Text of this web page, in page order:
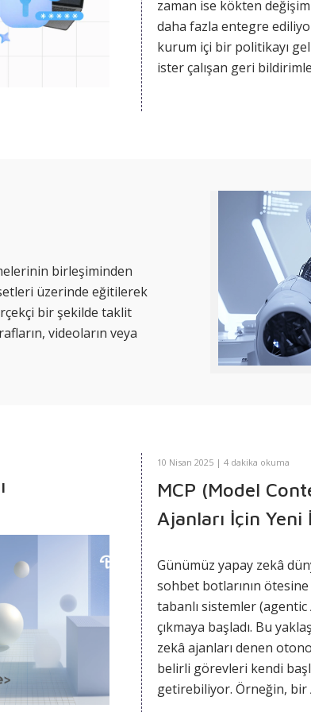
çağında ortaya çıkan yeni
dinamiklerini,
çerçeveyi ve
zaman ise kökten
daha fazla entegre
kurum içi bir politikayı
ister çalışan geri
İşletmeler teknik
boğulmadan bu
değerlendirebilir?
Bu yazıda büyük dil
olduğunu, nasıl
alanlarda kullanıldıklarını
sorumlu ve verimli bir
benimsenebileceklerini
birleşiminden
üzerinde eğitilerek
bir şekilde taklit
videoların veya
10 Nisan 2025 | 4 dakika okuma
MCP (Model
Ajanları İçin Yeni
Günümüz yapay zekâ
sohbet botlarının
tabanlı sistemler(agentic
çıkmaya başladı. Bu
zekâ ajanları denen
belirli görevleri kendi
getirebiliyor. Örneğin, bir